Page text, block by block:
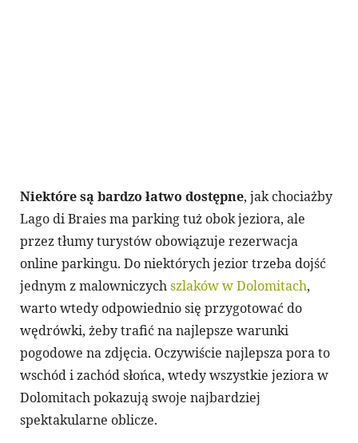
Niektóre są bardzo łatwo dostępne, jak chociażby
Lago di Braies ma parking tuż obok jeziora, ale
przez tłumy turystów obowiązuje rezerwacja
online parkingu. Do niektórych jezior trzeba dojść
jednym z malowniczychszlaków w Dolomitach,
warto wtedy odpowiednio się przygotować do
wędrówki, żeby trafić na najlepsze warunki
pogodowe na zdjęcia. Oczywiście najlepsza pora to
wschód i zachód słońca, wtedy wszystkie jeziora w
Dolomitach pokazują swoje najbardziej
spektakularne oblicze.